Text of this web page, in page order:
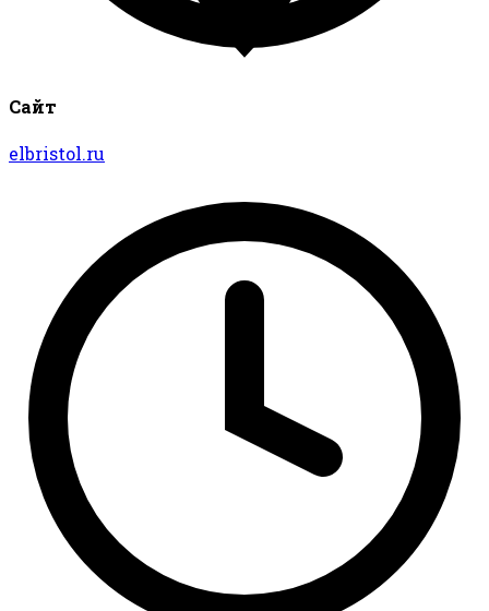
Сайт
elbristol.ru